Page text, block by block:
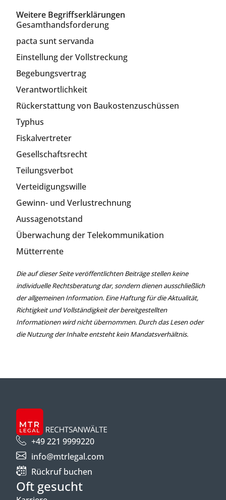
Weitere Begriffserklärungen
Gesamthandsforderung
pacta sunt servanda
Einstellung der Vollstreckung
Begebungsvertrag
Verantwortlichkeit
Rückerstattung von Baukostenzuschüssen
Typhus
Fiskalvertreter
Gesellschaftsrecht
Teilungsverbot
Verteidigungswille
Gewinn- und Verlustrechnung
Aussagenotstand
Überwachung der Telekommunikation
Mütterrente
Die auf dieser Seite veröffentlichten Beiträge stellen keine
individuelle Rechtsberatung dar, sondern dienen ausschließlich
der allgemeinen Information. Eine Haftung für die Aktualität,
Richtigkeit und Vollständigkeit der bereitgestellten
Informationen wird nicht übernommen. Durch das Lesen oder
die Nutzung der Inhalte entsteht kein Mandatsverhältnis.
+49 221 9999220
info@mtrlegal.com
Rückruf buchen
Oft gesucht